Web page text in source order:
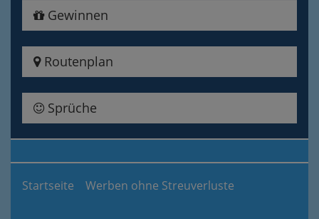
Gewinnen
Routenplan
Sprüche
Startseite Werben ohne Streuverluste